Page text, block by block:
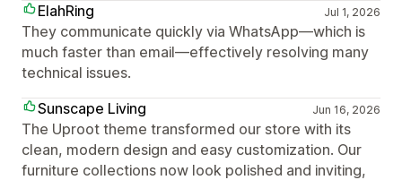
ElahRing
Jul 1, 2026
They communicate quickly via WhatsApp—which is
much faster than email—effectively resolving many
technical issues.
Sunscape Living
Jun 16, 2026
The Uproot theme transformed our store with its
clean, modern design and easy customization. Our
furniture collections now look polished and inviting,